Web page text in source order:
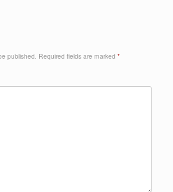
published. Required fields are marked *